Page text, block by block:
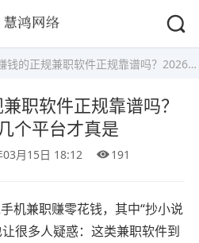
正规兼职软件正规靠谱吗？2026做这几个平台才真是
职软件正规靠谱吗？
个平台才真是
03月15日 18:12 191
机兼职赚零花钱，其中“抄小说
很多人疑惑：这类兼职软件到